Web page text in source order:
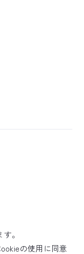
。
の使用に同意